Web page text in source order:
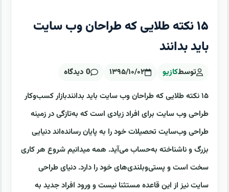
۱۵ نکته طلایی که طراحان وب سایت
باید بدانند
توسطکازیو ۱۳۹۵/۱۰/۰۲ 0 دیدگاه
۱۵ نکته طلایی که طراحان وب سایت باید بدانندبازار کسب‌وکار
طراحی وب سایت برای افراد زیادی است که به‌تازگی در زمینه
طراحی وب‌سایت تحصیلات خود را به پایان رسانده‌اند دنیایی
بزرگ و ناشناخته به‌حساب می‌آید. همه میدانیم شروع هر کاری
سخت است و پستی‌وبلندی‌های خود را دارد. دنیای طراحی
سایت نیز از این قاعده مستثنا نیست و ورود افراد جدید به